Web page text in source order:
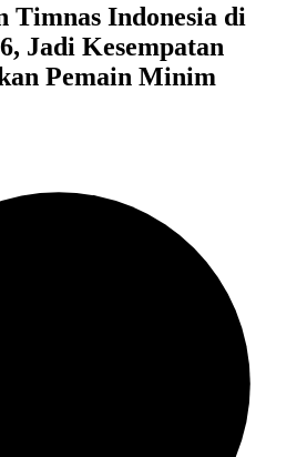
Timnas Indonesia di
Jadi Kesempatan
Pemain Minim